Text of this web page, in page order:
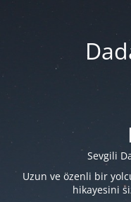
Sevgili
Uzun ve özenli bir
hikayesini